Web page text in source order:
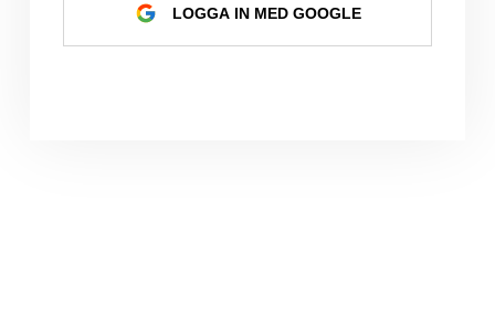
LOGGA IN MED GOOGLE